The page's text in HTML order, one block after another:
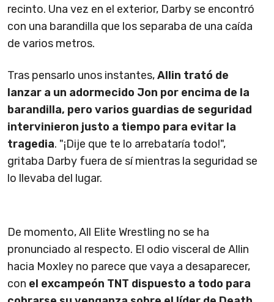
recinto. Una vez en el exterior, Darby se encontró
con una barandilla que los separaba de una caída
de varios metros.
Tras pensarlo unos instantes,Allin trató de
lanzar a un adormecido Jon por encima de la
barandilla, pero varios guardias de seguridad
intervinieron justo a tiempo para evitar la
tragedia. "¡Dije que te lo arrebataría todo!",
gritaba Darby fuera de sí mientras la seguridad se
lo llevaba del lugar.
De momento, All Elite Wrestling no se ha
pronunciado al respecto. El odio visceral de Allin
hacia Moxley no parece que vaya a desaparecer,
con el excampeón TNT dispuesto a todo para